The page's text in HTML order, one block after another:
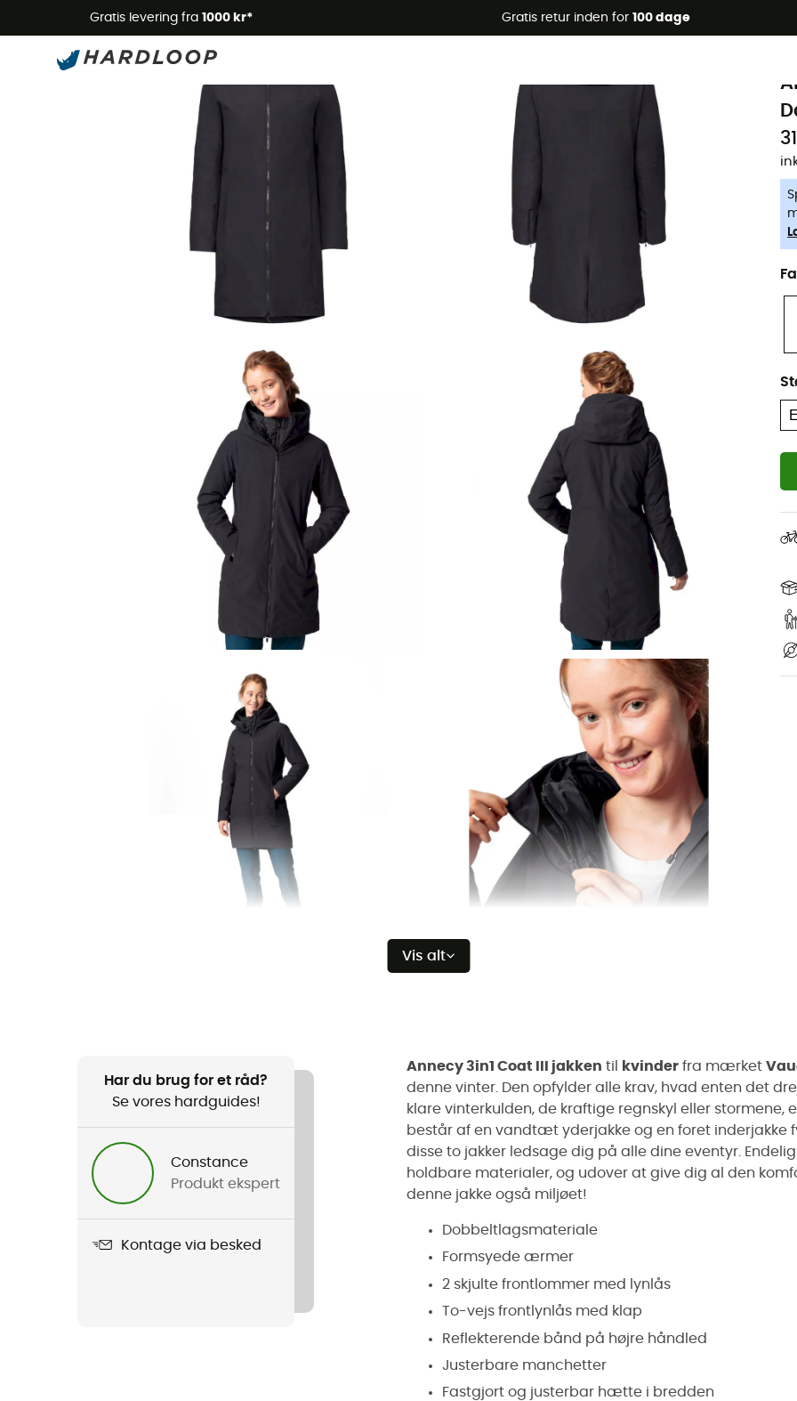
Gratis levering fra 1000 kr* Gratis retur inden for 100 dage
-5% Extra - Kode Summer5
Vis alt
Har du brug for et råd?
Se vores hardguides!
Constance
Produkt ekspert
Kontage via besked
Annecy 3in1 Coat III jakken til kvinder fra mærket
denne vinter. Den opfylder alle krav, hvad enten det
klare vinterkulden, de kraftige regnskyl eller stormene,
består af en vandtæt yderjakke og en foret inderjakke
disse to jakker ledsage dig på alle dine eventyr.
holdbare materialer, og udover at give dig al den
denne jakke også miljøet!
Dobbeltlagsmateriale
Formsyede ærmer
2 skjulte frontlommer med lynlås
To-vejs frontlynlås med klap
Reflekterende bånd på højre håndled
Justerbare manchetter
Fastgjort og justerbar hætte i bredden